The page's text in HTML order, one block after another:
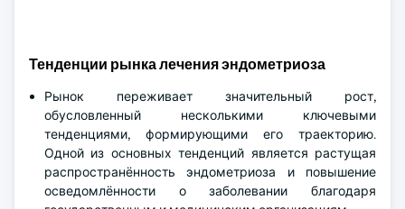
Тенденции рынка лечения эндометриоза
Рынок переживает значительный рост,
обусловленный несколькими ключевыми
тенденциями, формирующими его траекторию.
Одной из основных тенденций является растущая
распространённость эндометриоза и повышение
осведомлённости о заболевании благодаря